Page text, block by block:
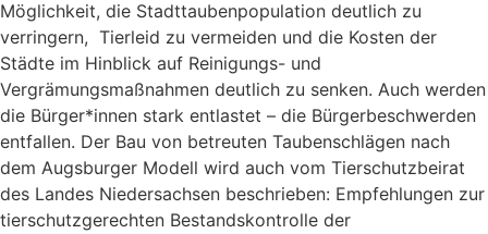
Möglichkeit, die Stadttaubenpopulation deutlich zu
verringern, Tierleid zu vermeiden und die Kosten der
Städte im Hinblick auf Reinigungs- und
Vergrämungsmaßnahmen deutlich zu senken. Auch werden
die Bürger*innen stark entlastet – die Bürgerbeschwerden
entfallen. Der Bau von betreuten Taubenschlägen nach
dem Augsburger Modell wird auch vom Tierschutzbeirat
des Landes Niedersachsen beschrieben: Empfehlungen zur
tierschutzgerechten Bestandskontrolle der